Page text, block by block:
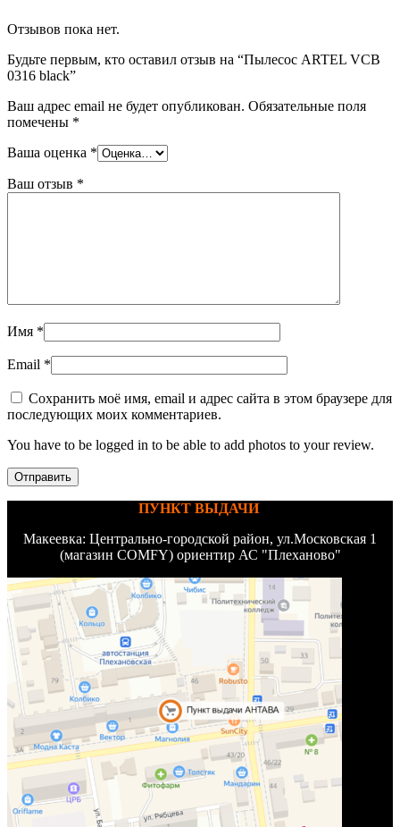
Отзывов пока нет.
Будьте первым, кто оставил отзыв на “Пылесос ARTEL VCB
0316 black”
Ваш адрес email не будет опубликован. Обязательные поля
помечены *
Ваша оценка *
Ваш отзыв *
Имя *
Email *
Сохранить моё имя, email и адрес сайта в этом браузере для
последующих моих комментариев.
You have to be logged in to be able to add photos to your review.
ПУНКТ ВЫДАЧИ
Макеевка: Центрально-городской район, ул.Московская 1
(магазин COMFY) ориентир АС "Плеханово"